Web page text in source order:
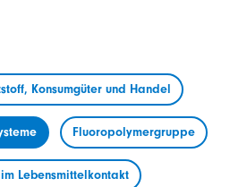
Konsumgüter und Handel
Fluoropolymergruppe
Lebensmittelkontakt